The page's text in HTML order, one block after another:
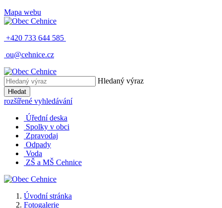
Mapa webu
+420 733 644 585
ou@cehnice.cz
Hledaný výraz
Hledat
rozšířené vyhledávání
Úřední deska
Spolky v obci
Zpravodaj
Odpady
Voda
ZŠ a MŠ Cehnice
Úvodní stránka
Fotogalerie